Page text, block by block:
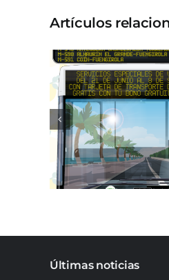
Artículos
Últimas noticias